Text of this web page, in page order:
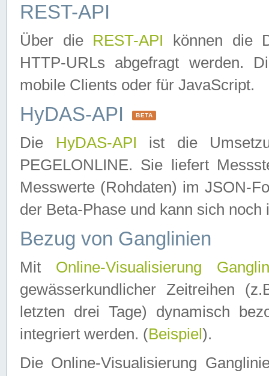
REST-API
Über die REST-API können die
HTTP-URLs abgefragt werden.
mobile Clients oder für JavaScript.
HyDAS-API BETA
Die HyDAS-API ist die
PEGELONLINE. Sie liefert
Messwerte (Rohdaten) im JSON-
der Beta-Phase und kann sich noch
Bezug von Ganglinien
Mit Online-Visualisierung
gewässerkundlicher Zeitreihen
letzten drei Tage) dynamisch
integriert werden. (Beispiel ).
Die Online-Visualisierung